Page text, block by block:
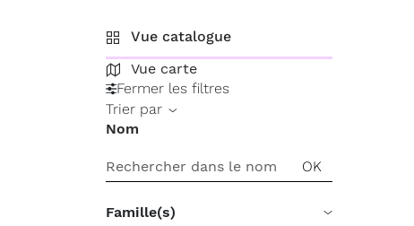
Vue catalogue
Vue carte
Fermer les filtres
Trier par
Nom
Famille(s)